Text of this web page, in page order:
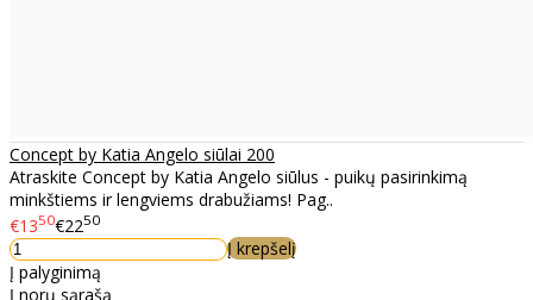
Concept by Katia Angelo siūlai 200
Atraskite Concept by Katia Angelo siūlus - puikų pasirinkimą
minkštiems ir lengviems drabužiams! Pag..
€1350€2250
Į krepšelį
Į palyginimą
Į norų sąrašą